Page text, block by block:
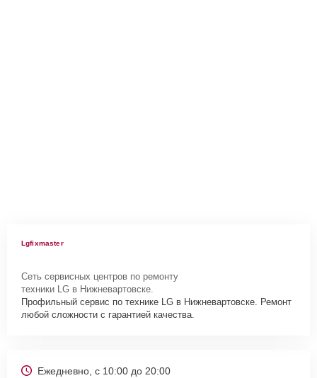
Lgfixmaster
Сеть сервисных центров по ремонту
техники LG в Нижневартовске.
Профильный сервис по технике LG в Нижневартовске. Ремонт
любой сложности с гарантией качества.
Ежедневно, с 10:00 до 20:00